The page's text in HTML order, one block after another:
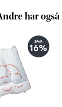
har også
SPAR
16%